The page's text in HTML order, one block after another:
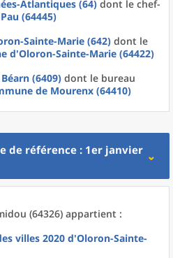
Atlantiques (64) dont le chef-
Pau (64445)
Sainte-Marie (642) dont le
d'Oloron-Sainte-Marie (64422)
(6409) dont le bureau
de Mourenx (64410)
de référence : 1er janvier
(64326) appartient :
villes 2020 d'Oloron-Sainte-